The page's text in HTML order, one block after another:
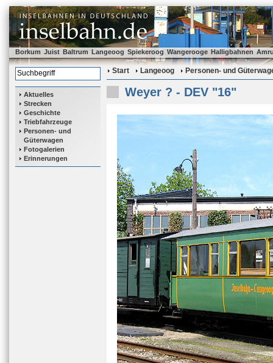
Borkum Juist Baltrum Langeoog Spiekeroog Wangerooge Halligbahnen
Aktuelles
Strecken
Geschichte
Triebfahrzeuge
Personen- und
Güterwagen
Fotogalerien
Erinnerungen
Start Langeoog Personen- und
Weyer ? - DEV "16"